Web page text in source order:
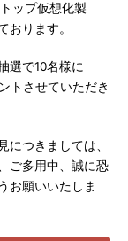
ップ仮想化製
おります。
選で10名様に
トさせていただき
つきましては、
ご多用中、誠に恐
お願いいたしま